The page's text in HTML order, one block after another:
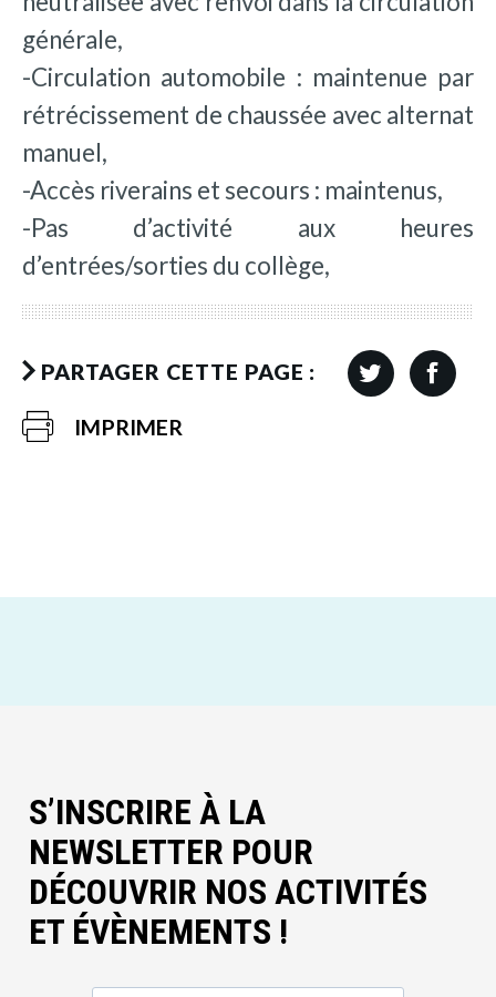
générale,
-Circulation automobile : maintenue par
rétrécissement de chaussée avec alternat
manuel,
-Accès riverains et secours : maintenus,
-Pas d’activité aux heures
d’entrées/sorties du collège,
PARTAGER CETTE PAGE :
IMPRIMER
S’INSCRIRE À LA
NEWSLETTER POUR
DÉCOUVRIR NOS ACTIVITÉS
ET ÉVÈNEMENTS !